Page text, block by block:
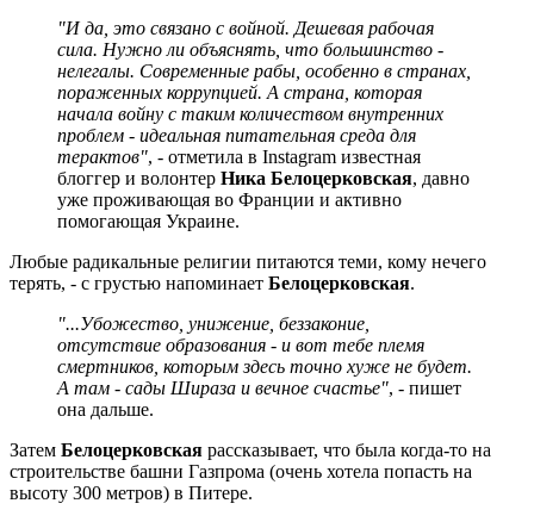
"И да, это связано с войной. Дешевая рабочая
сила. Нужно ли объяснять, что большинство -
нелегалы. Современные рабы, особенно в странах,
пораженных коррупцией. А страна, которая
начала войну с таким количеством внутренних
проблем - идеальная питательная среда для
терактов", - отметила в Instagram известная
блоггер и волонтер Ника Белоцерковская, давно
уже проживающая во Франции и активно
помогающая Украине.
Любые радикальные религии питаются теми, кому нечего
терять, - с грустью напоминает Белоцерковская.
"...Убожество, унижение, беззаконие,
отсутствие образования - и вот тебе племя
смертников, которым здесь точно хуже не будет.
А там - сады Шираза и вечное счастье", - пишет
она дальше.
Затем Белоцерковская рассказывает, что была когда-то на
строительстве башни Газпрома (очень хотела попасть на
высоту 300 метров) в Питере.